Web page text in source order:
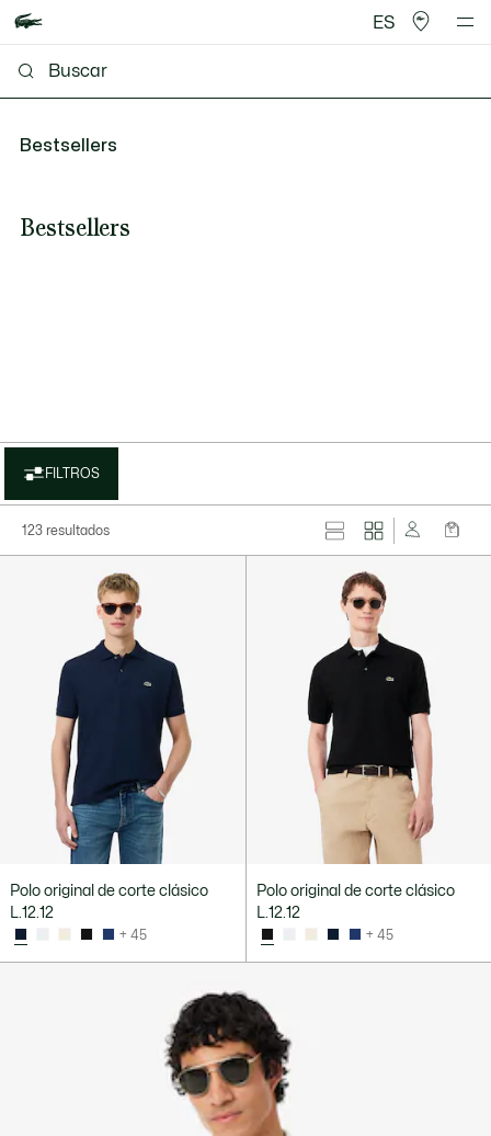
ES
Bestsellers
Bestsellers
FILTROS
123 resultados
Polo original de corte clásico
L.12.12
+ 45
Polo original de corte clásico
L.12.12
+ 45